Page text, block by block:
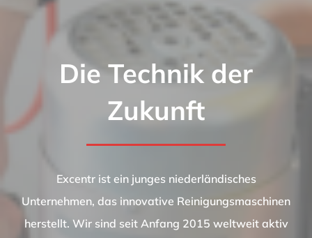
Die Technik der
Zukunft
Excentr ist ein junges niederländisches
Unternehmen, das innovative Reinigungsmaschinen
herstellt. Wir sind seit Anfang 2015 weltweit aktiv